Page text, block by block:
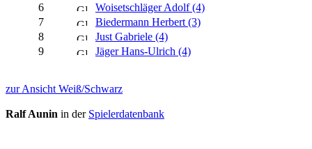
6
Woisetschläger Adolf (4)
7
Biedermann Herbert (3)
8
Just Gabriele (4)
9
Jäger Hans-Ulrich (4)
zur Ansicht Weiß/Schwarz
Ralf Aunin in der Spielerdatenbank